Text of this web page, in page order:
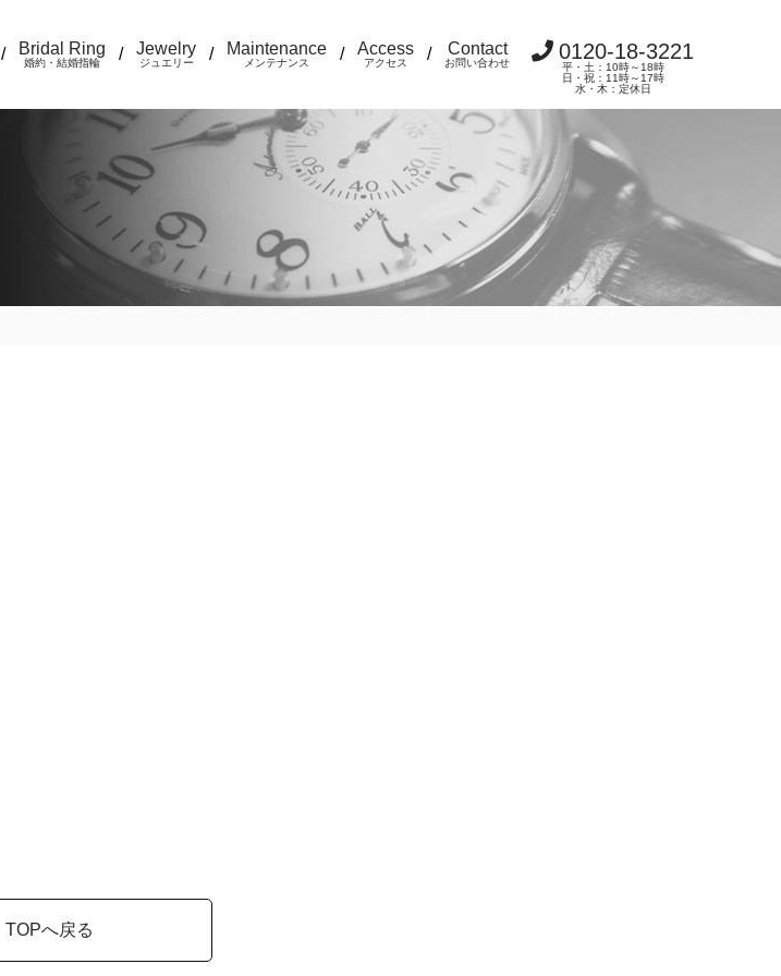
/ Bridal Ring
婚約・結婚指輪 / Jewelry
ジュエリー / Maintenance
メンテナンス / Access
アクセス / Contact
お問い合わせ 0120-18-3221
平・土：10時～18時
日・祝：11時～17時
水・木：定休日
TOPへ戻る